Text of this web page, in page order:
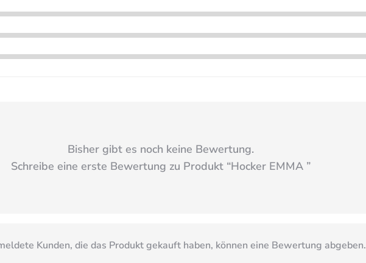
Bisher gibt es noch keine Bewertung.
Schreibe eine erste Bewertung zu Produkt “Hocker EMMA ”
Kunden, die das Produkt gekauft haben, können eine Bewertung abgeben.